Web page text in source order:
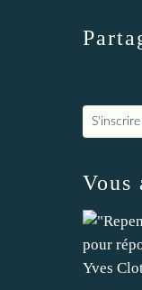
Vous